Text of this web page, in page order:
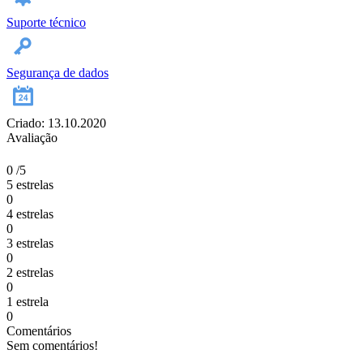
Suporte técnico
Segurança de dados
Criado: 13.10.2020
Avaliação
0 /5
5 estrelas
0
4 estrelas
0
3 estrelas
0
2 estrelas
0
1 estrela
0
Comentários
Sem comentários!